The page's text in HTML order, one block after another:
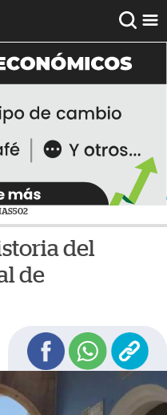
del
de